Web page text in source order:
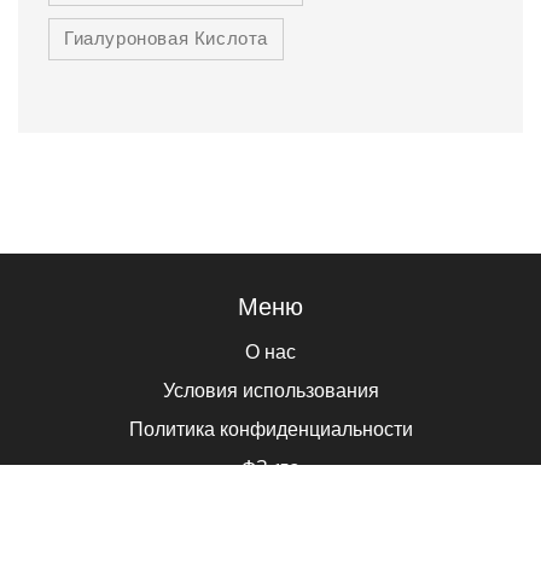
Гиалуроновая Кислота
Меню
О нас
Условия использования
Политика конфиденциальности
ФЗ-152